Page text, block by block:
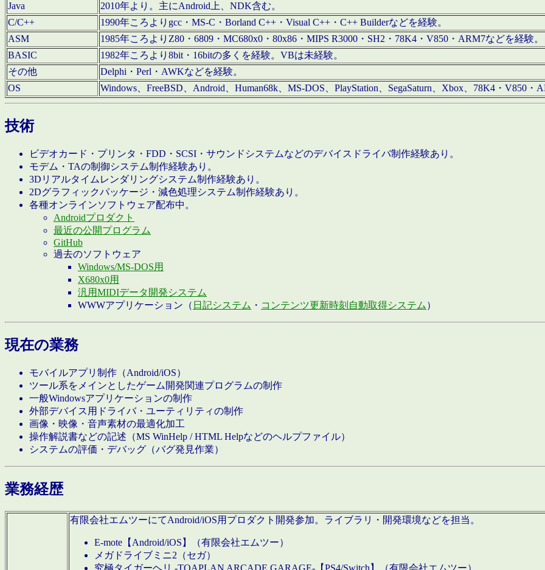
Java
2010年より。主にAndroid上、NDK含む。
C/C++
1990年ころよりgcc・MS-C・Borland C++・Visual C++・C++ Builderなどを経験。
ASM
1985年ころよりZ80・6809・MC680x0・80x86・MIPS R3000・SH2・78K4・V850・ARM7などを経験。
BASIC
1982年ころより8bit・16bitの多くを経験。VBは未経験。
その他
Delphi・Perl・AWKなどを経験。
OS
Windows、FreeBSD、Android、Human68k、MS-DOS、PlayStation、SegaSaturn、Xbox、78K4・V850・
技術
ビデオカード・プリンタ・FDD・SCSI・サウンドシステムなどのデバイスドライバ制作経験あり。
モデム・TAの制御システム制作経験あり。
3Dリアルタイムレンダリングシステム制作経験あり。
2Dグラフィックパッケージ・減色処理システム制作経験あり。
各種オンラインソフトウェア配布中。
Androidプロダクト
最近の公開プログラム
GitHub
過去のソフトウェア
Windows/MS-DOS用
X680x0用
汎用MIDIデータ開発システム
WWWアプリケーション（ 日記システム ・ コンテンツ更新時刻自動取得システム ）
現在の業務
モバイルアプリ制作（Android/iOS）
ツール系をメインとしたゲーム開発関連プログラムの制作
一般Windowsアプリケーションの制作
外部デバイス用ドライバ・ユーティリティの制作
画像・映像・音声素材の最適化加工
操作解説書などの記述（MS WinHelp / HTML Helpなどのヘルプファイル）
システムの評価・デバッグ（バグ発見作業）
業務経歴
有限会社エムツーにてAndroid/iOS用プロダクト開発参加。ライブラリ・開発環境などを担当。
E-mote【Android/iOS】（有限会社エムツー）
メガドライブミニ2（セガ）
究極タイガーヘリ -TOAPLAN ARCADE GARAGE-【PS4/Switch】（有限会社エムツー）